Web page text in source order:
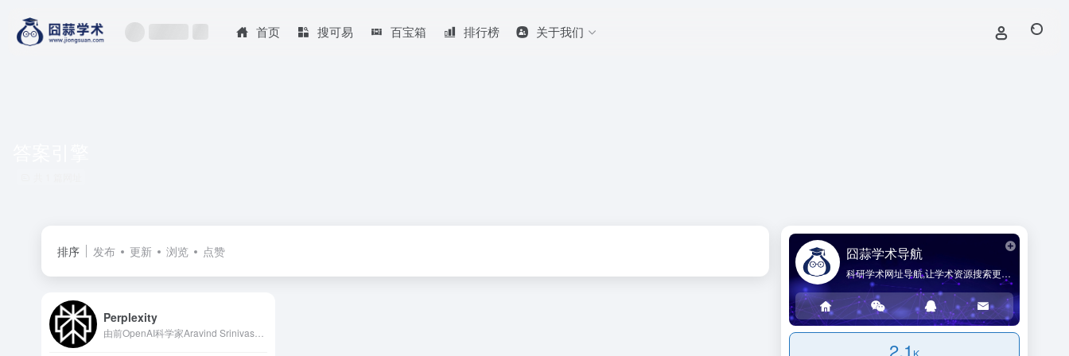
首页 搜可易 百宝箱 排行榜 关于我们
排序 发布 更新 浏览 点赞
Perplexity
囧蒜学术导航
科研学术网址导航,让学术资源搜索更简单!
2.1 K